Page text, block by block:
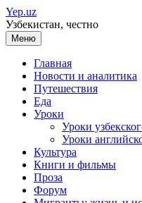
Перейти
к
содержимому
Yep.uz
Узбекистан, честно
Меню
Главная
Новости и аналитика
Путешествия
Еда
Уроки
Уроки
Уроки
Культура
Книги и фильмы
Проза
Форум